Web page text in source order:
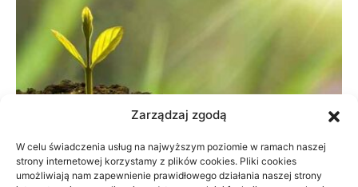
Zarządzaj zgodą
W celu świadczenia usług na najwyższym poziomie w ramach naszej
strony internetowej korzystamy z plików cookies. Pliki cookies
umożliwiają nam zapewnienie prawidłowego działania naszej strony